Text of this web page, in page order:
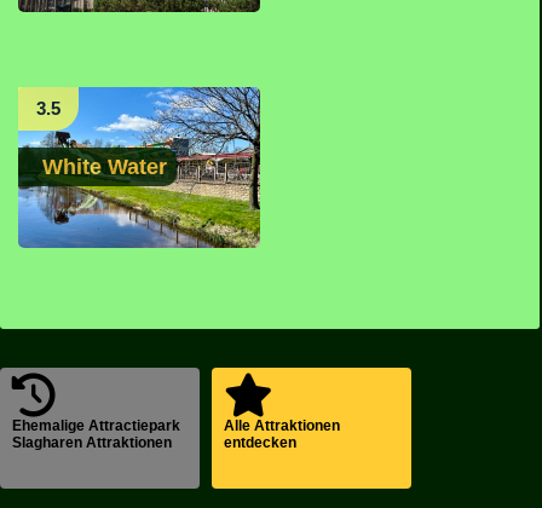
3.5
White Water
Ehemalige Attractiepark
Slagharen Attraktionen
Alle Attraktionen
entdecken